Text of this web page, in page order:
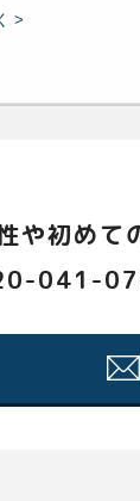
>
や初めて
041-